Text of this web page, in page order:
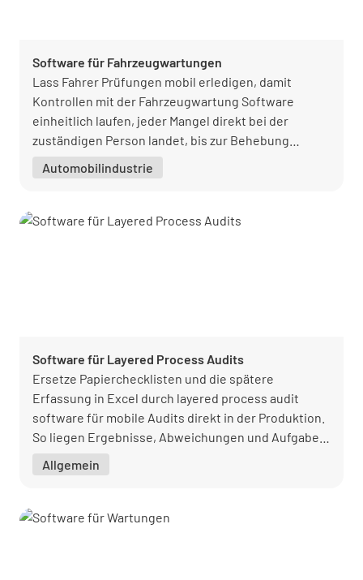
Software für Fahrzeugwartungen
Lass Fahrer Prüfungen mobil erledigen, damit
Kontrollen mit der Fahrzeugwartung Software
einheitlich laufen, jeder Mangel direkt bei der
zuständigen Person landet, bis zur Behebung
Automobilindustrie
Software für Layered Process Audits
Ersetze Papierchecklisten und die spätere
Erfassung in Excel durch layered process audit
software für mobile Audits direkt in der Produktion.
So liegen Ergebnisse, Abweichungen und Aufgaben
Allgemein